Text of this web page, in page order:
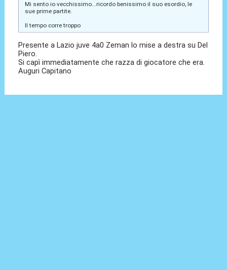
Mi sento io vecchissimo...ricordo benissimo il suo esordio, le
sue prime partite.
Il tempo corre troppo
Presente a Lazio juve 4a0 Zeman lo mise a destra su Del
Piero.
Si capì immediatamente che razza di giocatore che era.
Auguri Capitano